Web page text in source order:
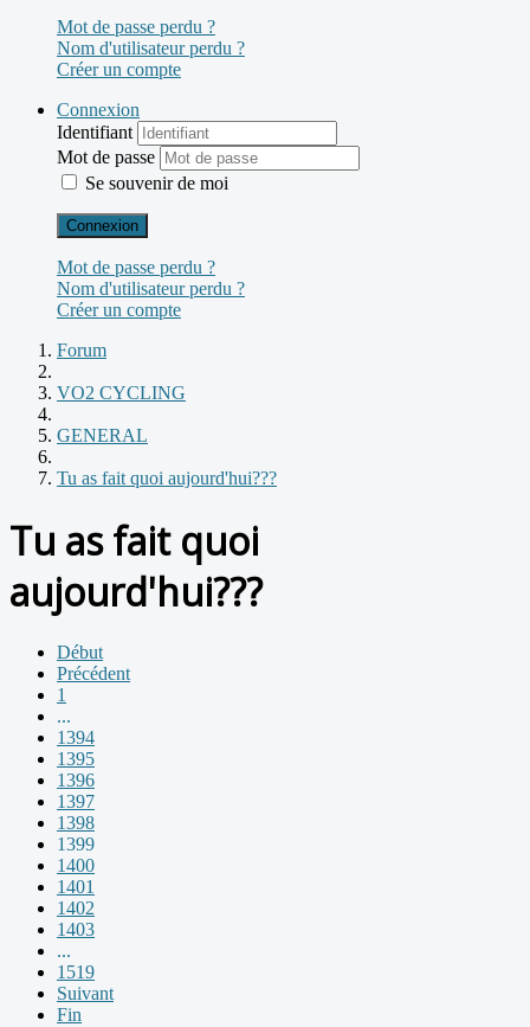
Mot de passe perdu ?
Nom d'utilisateur perdu ?
Créer un compte
Connexion
Identifiant
Mot de passe
Se souvenir de moi
Connexion
Mot de passe perdu ?
Nom d'utilisateur perdu ?
Créer un compte
Forum
VO2 CYCLING
GENERAL
Tu as fait quoi aujourd'hui???
Tu as fait quoi
aujourd'hui???
Début
Précédent
1
...
1394
1395
1396
1397
1398
1399
1400
1401
1402
1403
...
1519
Suivant
Fin